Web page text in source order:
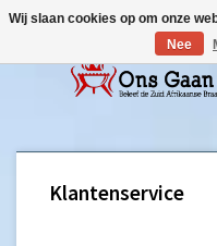
Klantenservice
Wij slaan cookies op om onze
Nee